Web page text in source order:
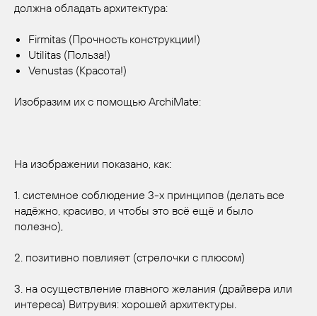
должна обладать архитектура:
Firmitas (Прочность конструкции!)
Utilitas (Польза!)
Venustas (Красота!)
Изобразим их с помощью ArchiMate:
На изображении показано, как:
1. системное соблюдение 3-х принципов (делать все
надёжно, красиво, и чтобы это всё ещё и было
полезно),
2. позитивно повлияет (стрелочки с плюсом)
3. на осуществление главного желания (драйвера или
интереса) Витрувия: хорошей архитектуры.